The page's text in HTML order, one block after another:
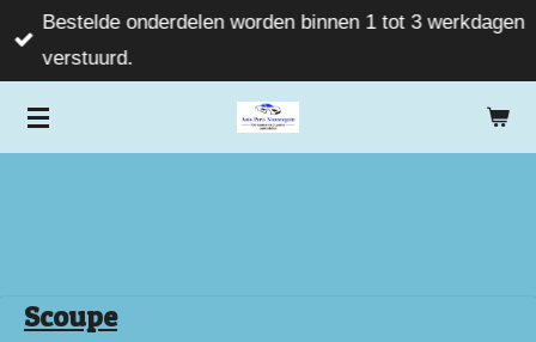
Ga
direct
de
Bestelde onderdelen worden binnen 1 tot 3 werkdagen
verstuurd.
Scoupe